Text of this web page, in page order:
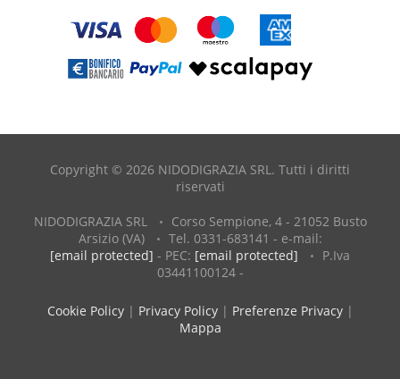
Copyright © 2026 NIDODIGRAZIA SRL. Tutti i diritti
riservati
NIDODIGRAZIA SRL
Corso Sempione, 4 - 21052 Busto
Arsizio (VA)
Tel. 0331-683141 - e-mail:
[email protected] - PEC: [email protected]
P.Iva
03441100124 -
Cookie Policy| Privacy Policy| Preferenze Privacy|
Mappa